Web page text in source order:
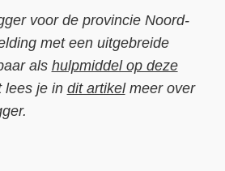
voor de provincie Noord-
met een uitgebreide
als hulpmiddel op deze
lees je in dit artikelmeer over